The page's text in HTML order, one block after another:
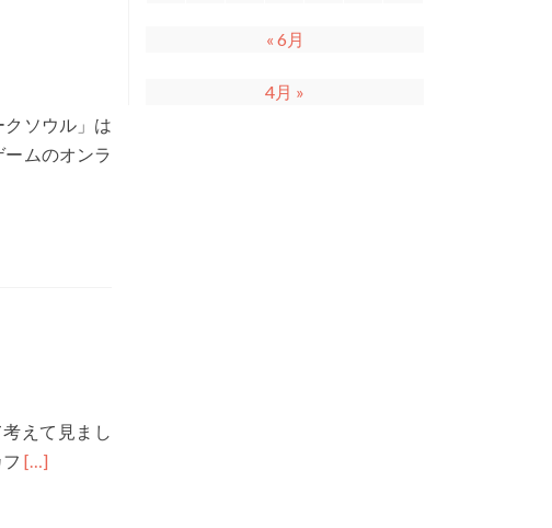
ソウル」は
ムのオンラ
えて見まし
Read
[…]
« 6月
4月 »